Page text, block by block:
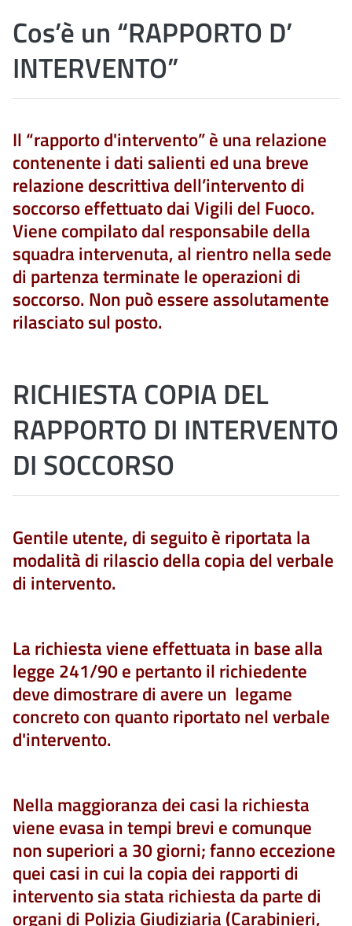
Cos’è un “RAPPORTO D’
INTERVENTO”
Il “rapporto d'intervento” è una relazione
contenente i dati salienti ed una breve
relazione descrittiva dell’intervento di
soccorso effettuato dai Vigili del Fuoco.
Viene compilato dal responsabile della
squadra intervenuta, al rientro nella sede
di partenza terminate le operazioni di
soccorso. Non può essere assolutamente
rilasciato sul posto.
RICHIESTA COPIA DEL
RAPPORTO DI INTERVENTO
DI SOCCORSO
Gentile utente, di seguito è riportata la
modalità di rilascio della copia del verbale
di intervento.
La richiesta viene effettuata in base alla
legge 241/90 e pertanto il richiedente
deve dimostrare di avere un legame
concreto con quanto riportato nel verbale
d'intervento.
Nella maggioranza dei casi la richiesta
viene evasa in tempi brevi e comunque
non superiori a 30 giorni; fanno eccezione
quei casi in cui la copia dei rapporti di
intervento sia stata richiesta da parte di
organi di Polizia Giudiziaria (Carabinieri,